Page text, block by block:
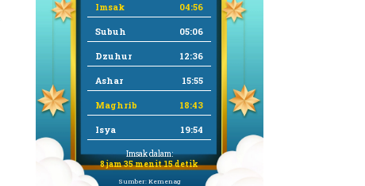
Imsak 04:56
Subuh 05:06
Dzuhur 12:36
Ashar 15:55
Maghrib 18:43
Isya 19:54
Imsak dalam:
8 jam 35 menit 14 detik
Sumber: Kemenag